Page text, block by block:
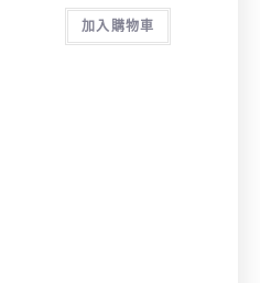
加入購物車